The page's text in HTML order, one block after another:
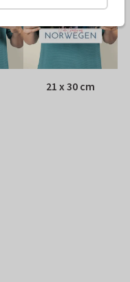
21 x 30 cm